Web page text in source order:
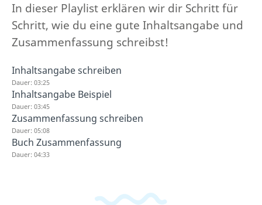
In dieser Playlist erklären wir dir Schritt für
Schritt, wie du eine gute Inhaltsangabe und
Zusammenfassung schreibst!
Inhaltsangabe schreiben
Dauer: 03:25
Inhaltsangabe Beispiel
Dauer: 03:45
Zusammenfassung schreiben
Dauer: 05:08
Buch Zusammenfassung
Dauer: 04:33